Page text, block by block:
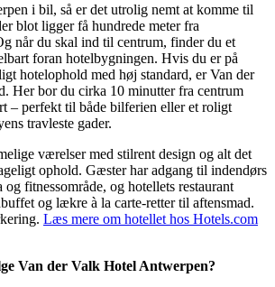
i bil, så er det utrolig nemt at komme til
blot ligger få hundrede meter fra
når du skal ind til centrum, finder du et
foran hotelbygningen. Hvis du er på
hotelophold med høj standard, er Van der
Her bor du cirka 10 minutter fra centrum
– perfekt til både bilferien eller et roligt
travleste gader.
værelser med stilrent design og alt det
ophold. Gæster har adgang til indendørs
fitnessområde, og hotellets restaurant
og lækre à la carte-retter til aftensmad.
Læs mere om hotellet hos Hotels.com
Van der Valk Hotel Antwerpen?